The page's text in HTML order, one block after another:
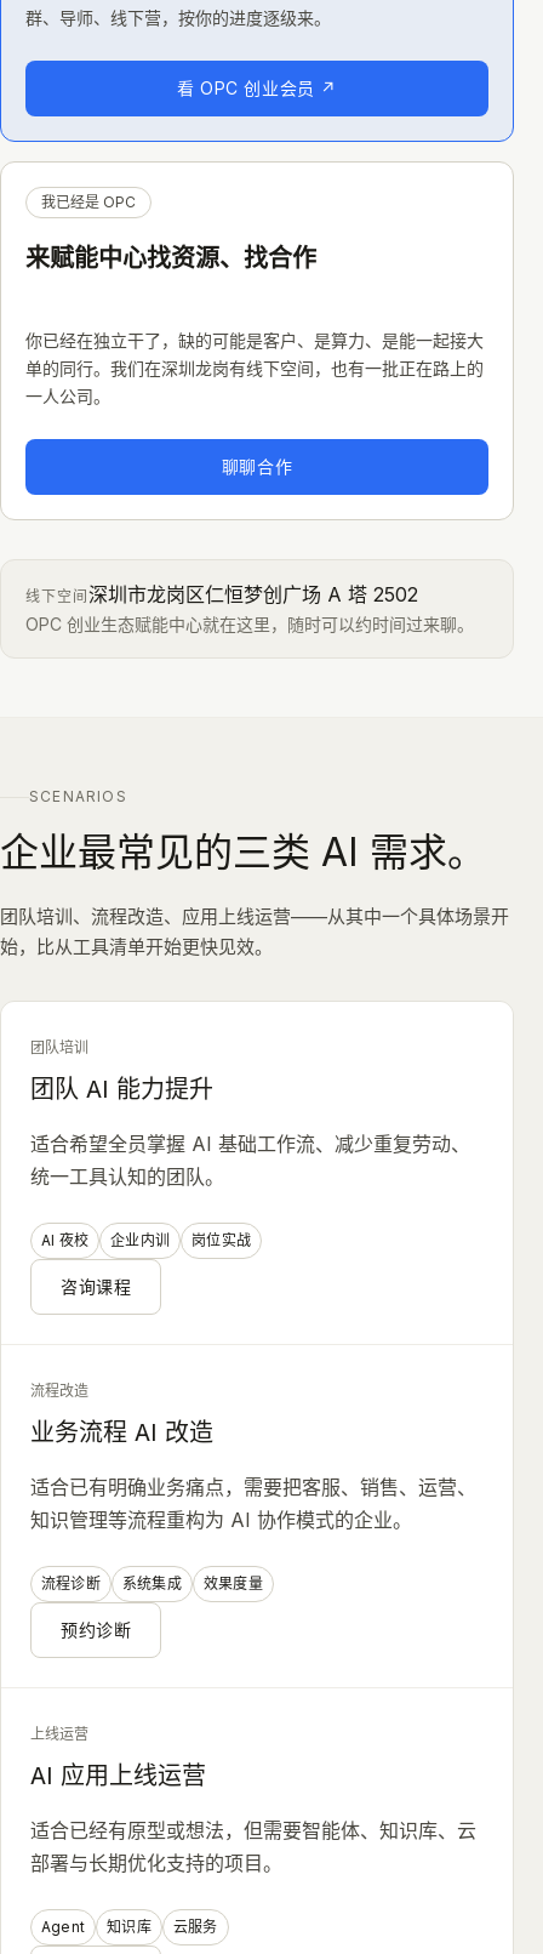
群、导师、线下营，按你的进度逐级来。
看 OPC 创业会员 ↗
我已经是 OPC
来赋能中心找资源、找合作
你已经在独立干了，缺的可能是客户、是算力、是能一起接大
单的同行。我们在深圳龙岗有线下空间，也有一批正在路上的
一人公司。
聊聊合作
线下空间深圳市龙岗区仁恒梦创广场 A 塔 2502
OPC 创业生态赋能中心就在这里，随时可以约时间过来聊。
SCENARIOS
企业最常见的三类 AI 需求。
团队培训、流程改造、应用上线运营——从其中一个具体场景开
始，比从工具清单开始更快见效。
团队培训
团队 AI 能力提升
适合希望全员掌握 AI 基础工作流、减少重复劳动、
统一工具认知的团队。
AI 夜校 企业内训 岗位实战
咨询课程
流程改造
业务流程 AI 改造
适合已有明确业务痛点，需要把客服、销售、运营、
知识管理等流程重构为 AI 协作模式的企业。
流程诊断 系统集成 效果度量
预约诊断
上线运营
AI 应用上线运营
适合已经有原型或想法，但需要智能体、知识库、云
部署与长期优化支持的项目。
Agent 知识库 云服务